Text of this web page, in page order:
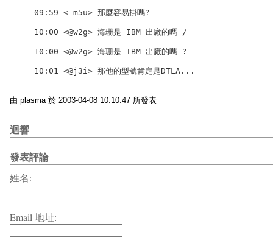
09:59 < m5u> 那麼容易掛嗎?
10:00 <@w2g> 海珊是 IBM 出廠的嗎 /
10:00 <@w2g> 海珊是 IBM 出廠的嗎 ?
由 plasma 於 2003-04-08 10:10:47 所發表
迴響
發表評論
姓名:
Email 地址: